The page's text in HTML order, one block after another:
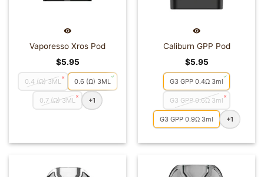
Vaporesso Xros Pod
$5.95
0.4 (Ω) 3ML 0.6 (Ω) 3ML
0.7 (Ω) 3ML +1
Caliburn GPP Pod
$5.95
G3 GPP 0.4Ω 3ml
G3 GPP 0.6Ω 3ml
G3 GPP 0.9Ω 3ml +1